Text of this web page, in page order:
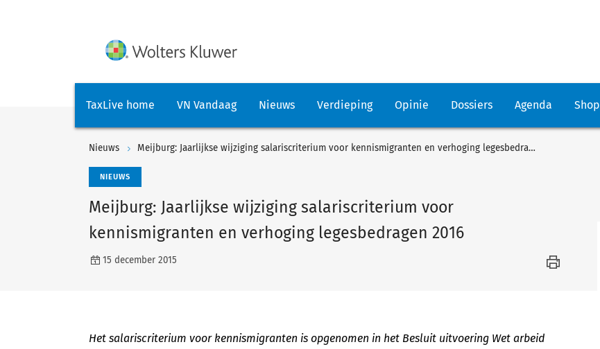
TaxLive home VN Vandaag Nieuws Verdieping Opinie Dossiers Agenda Shop
Nieuws Meijburg: Jaarlijkse wijziging salariscriterium voor kennismigranten en verhoging legesbedragen 2016
NIEUWS
Meijburg: Jaarlijkse wijziging salariscriterium voor
kennismigranten en verhoging legesbedragen 2016
15 december 2015
Het salariscriterium voor kennismigranten is opgenomen in het Besluit uitvoering Wet arbeid